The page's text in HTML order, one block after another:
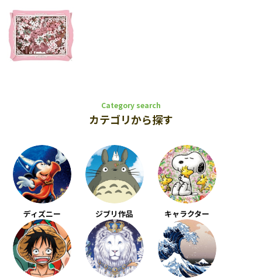
Category search
カテゴリから探す
ディズニー ジブリ作品 キャラクター